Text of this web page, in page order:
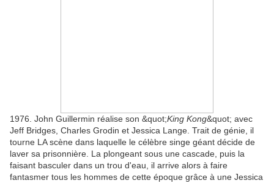
1976. John Guillermin réalise son &quot;King Kong&quot; avec
Jeff Bridges, Charles Grodin et Jessica Lange. Trait de génie, il
tourne LA scène dans laquelle le célèbre singe géant décide de
laver sa prisonnière. La plongeant sous une cascade, puis la
faisant basculer dans un trou d'eau, il arrive alors à faire
fantasmer tous les hommes de cette époque grâce à une Jessica